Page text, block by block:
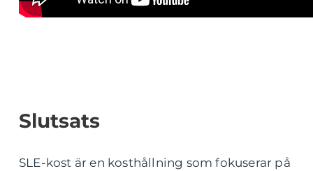
Slutsats
SLE-kost är en kosthållning som fokuserar på